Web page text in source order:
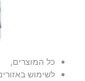
כל המוצרים,
לשימוש